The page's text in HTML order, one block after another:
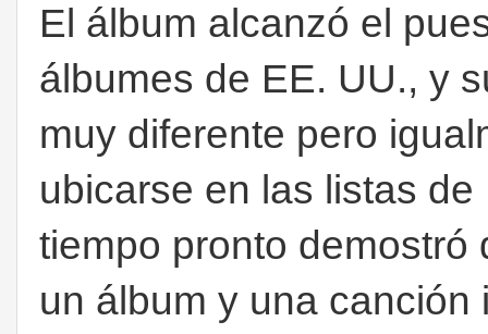
El álbum alcanzó el
álbumes de EE. UU., y
muy diferente pero
ubicarse en las listas
tiempo pronto demostró
un álbum y una